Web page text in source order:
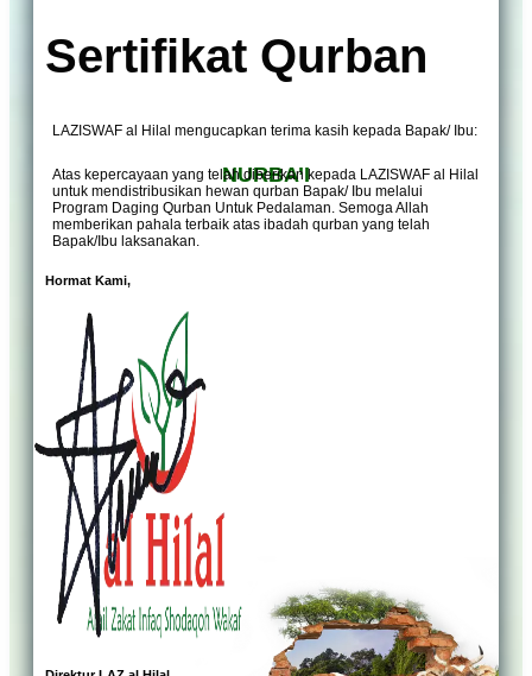
Sertifikat Qurban
LAZISWAF al Hilal mengucapkan terima kasih kepada Bapak/ Ibu:
NURBA’I
Atas kepercayaan yang telah diberikan kepada LAZISWAF al Hilal
untuk mendistribusikan hewan qurban Bapak/ Ibu melalui
Program Daging Qurban Untuk Pedalaman. Semoga Allah
memberikan pahala terbaik atas ibadah qurban yang telah
Bapak/Ibu laksanakan.
Hormat Kami,